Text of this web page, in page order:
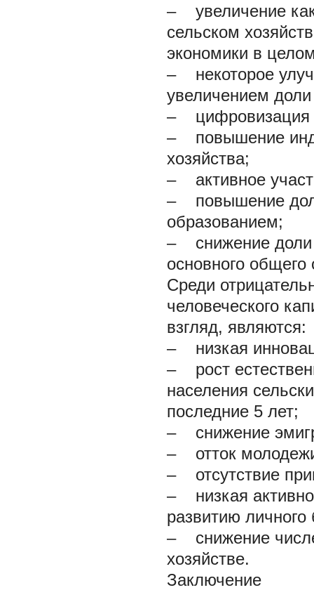
– увеличение
сельском
экономики в
– некоторое
увеличением
– цифровизация
– повышение
хозяйства;
– активное
– повышение
образованием;
– снижение доли
основного общего
Среди
человеческого
взгляд, являются:
– низкая
– рост
населения
последние 5 лет;
– снижение
– отток молодежи
– отсутствие
– низкая
развитию личного
– снижение
хозяйстве.
Заключение